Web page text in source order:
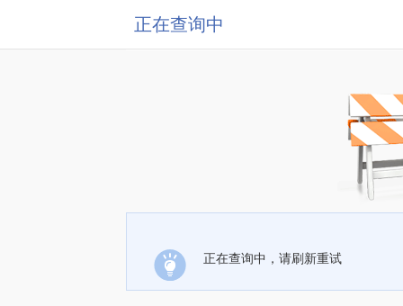
正在查询中
正在查询中，请刷新重试